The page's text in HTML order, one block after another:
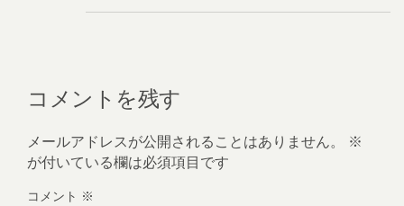
コメントを残す
メールアドレスが公開されることはありません。
※
が付いている欄は必須項目です
コメント ※